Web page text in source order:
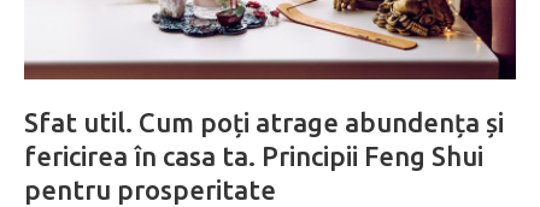
Sfat util. Cum poți atrage abundența și
fericirea în casa ta. Principii Feng Shui
pentru prosperitate